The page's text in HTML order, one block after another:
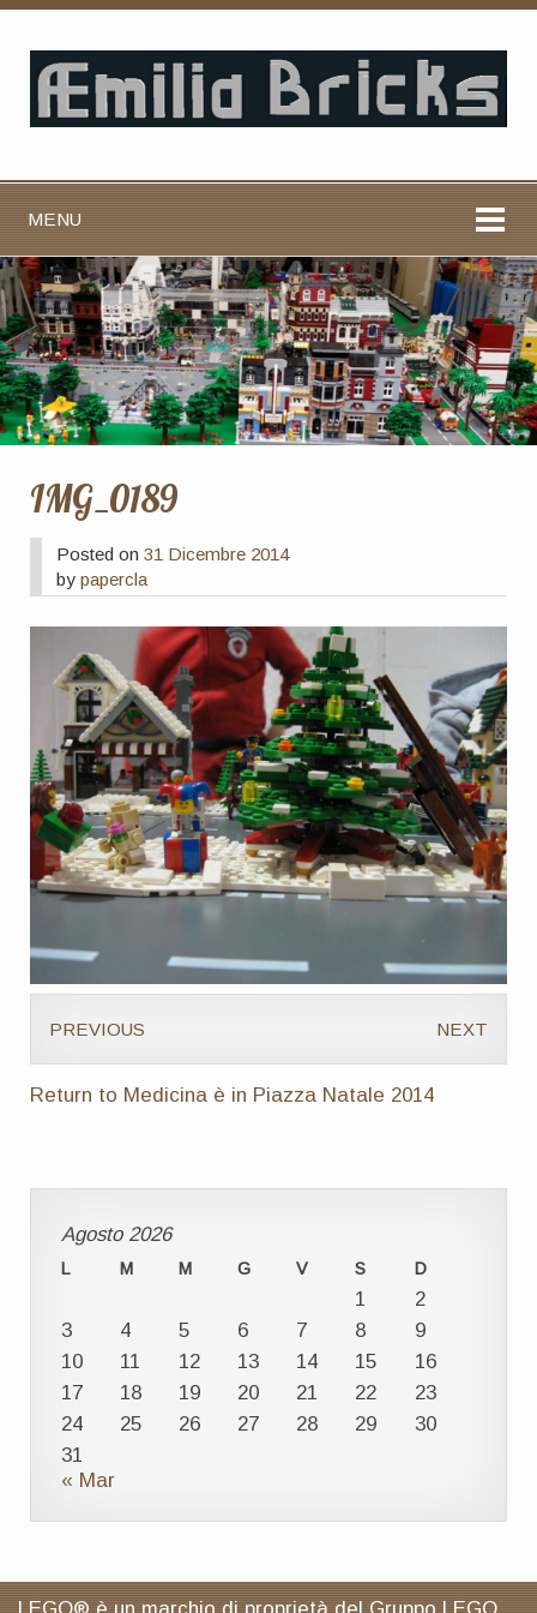
MENU
IMG_0189
Posted on31 Dicembre 2014
bypapercla
PREVIOUS NEXT
Return to Medicina è in Piazza Natale 2014
Agosto 2026
L M M G V S D
1
2
3
4 5 6 7 8
9
10
11 12 13 14 15
16
17
18 19 20 21 22
23
24
25 26 27 28 29
30
31
« Mar